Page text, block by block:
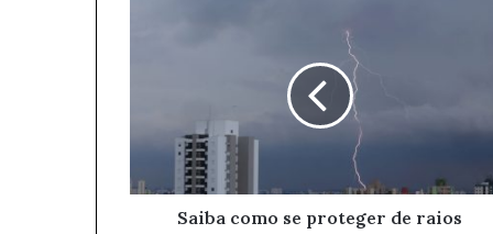
o
Saiba como se proteger de raios